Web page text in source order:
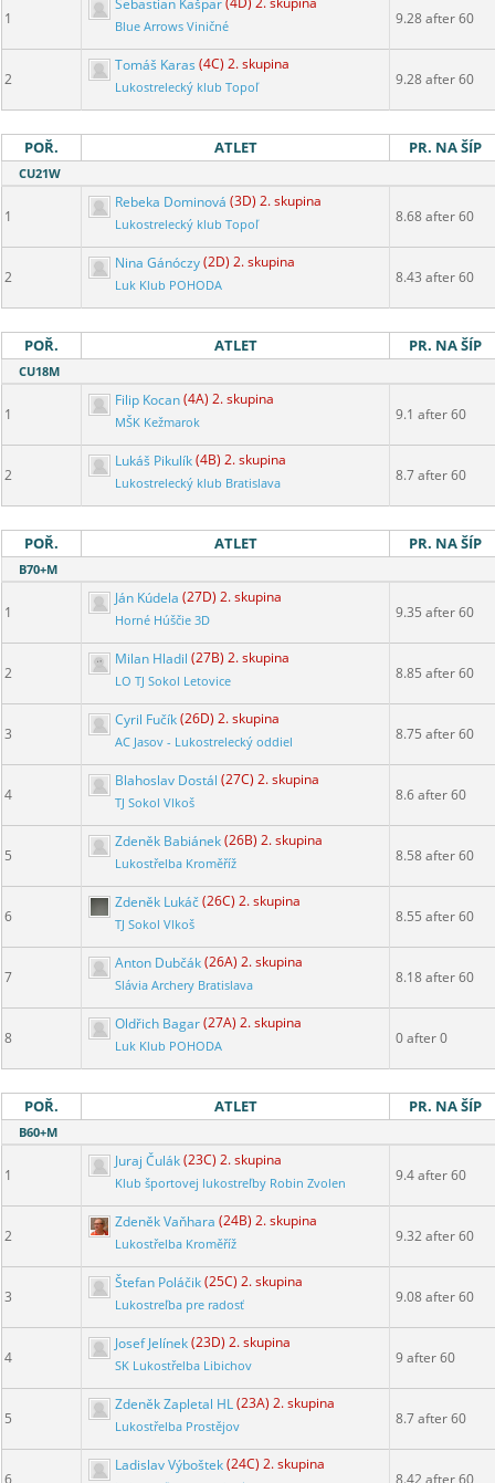
1 Blue Arrows Viničné 9.28 after 60
2
Tomáš Karas (4C) 2. skupina
Lukostrelecký klub Topoľ 9.28 after 60
POŘ. ATLET PR. NA ŠÍP
CU21W
1
Rebeka Dominová (3D) 2. skupina
Lukostrelecký klub Topoľ 8.68 after 60
2
Nina Gánóczy(2D) 2. skupina
Luk Klub POHODA 8.43 after 60
POŘ. ATLET PR. NA ŠÍP
CU18M
1
Filip Kocan(4A) 2. skupina
MŠK Kežmarok 9.1 after 60
2
Lukáš Pikulík(4B) 2. skupina
Lukostrelecký klub Bratislava 8.7 after 60
POŘ. ATLET PR. NA ŠÍP
B70+M
1
Ján Kúdela (27D) 2. skupina
Horné Húščie 3D 9.35 after 60
2
Milan Hladil (27B) 2. skupina
LO TJ Sokol Letovice 8.85 after 60
3
Cyril Fučík(26D) 2. skupina
AC Jasov - Lukostrelecký oddiel 8.75 after 60
4
Blahoslav Dostál (27C) 2. skupina
TJ Sokol Vlkoš 8.6 after 60
5
Zdeněk Babiánek(26B) 2. skupina
Lukostřelba Kroměříž 8.58 after 60
6
Zdeněk Lukáč(26C) 2. skupina
TJ Sokol Vlkoš 8.55 after 60
7
Anton Dubčák(26A) 2. skupina
Slávia Archery Bratislava 8.18 after 60
8
Oldřich Bagar(27A) 2. skupina
Luk Klub POHODA 0 after 0
POŘ. ATLET PR. NA ŠÍP
B60+M
1
Juraj Čulák(23C) 2. skupina
Klub športovej lukostreľby Robin Zvolen 9.4 after 60
2
Zdeněk Vaňhara (24B) 2. skupina
Lukostřelba Kroměříž 9.32 after 60
3
Štefan Poláčik(25C) 2. skupina
Lukostreľba pre radosť 9.08 after 60
4
Josef Jelínek(23D) 2. skupina
SK Lukostřelba Libichov 9 after 60
5
Zdeněk Zapletal HL(23A) 2. skupina
Lukostřelba Prostějov 8.7 after 60
Ladislav Výboštek(24C) 2. skupina